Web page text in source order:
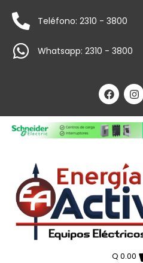
Teléfono: 2310 - 3800
Whatsapp: 2310 - 3800
Q 0.00